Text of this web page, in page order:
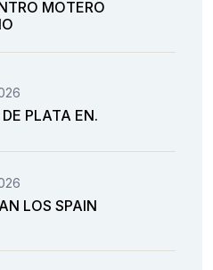
MOTERO
PLATA EN.
LOS SPAIN